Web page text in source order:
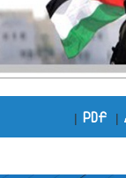
|
PDF
|